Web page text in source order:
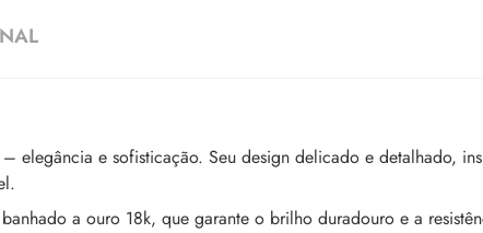
elegância e sofisticação. Seu design delicado e detalhado,
a ouro 18k, que garante o brilho duradouro e a